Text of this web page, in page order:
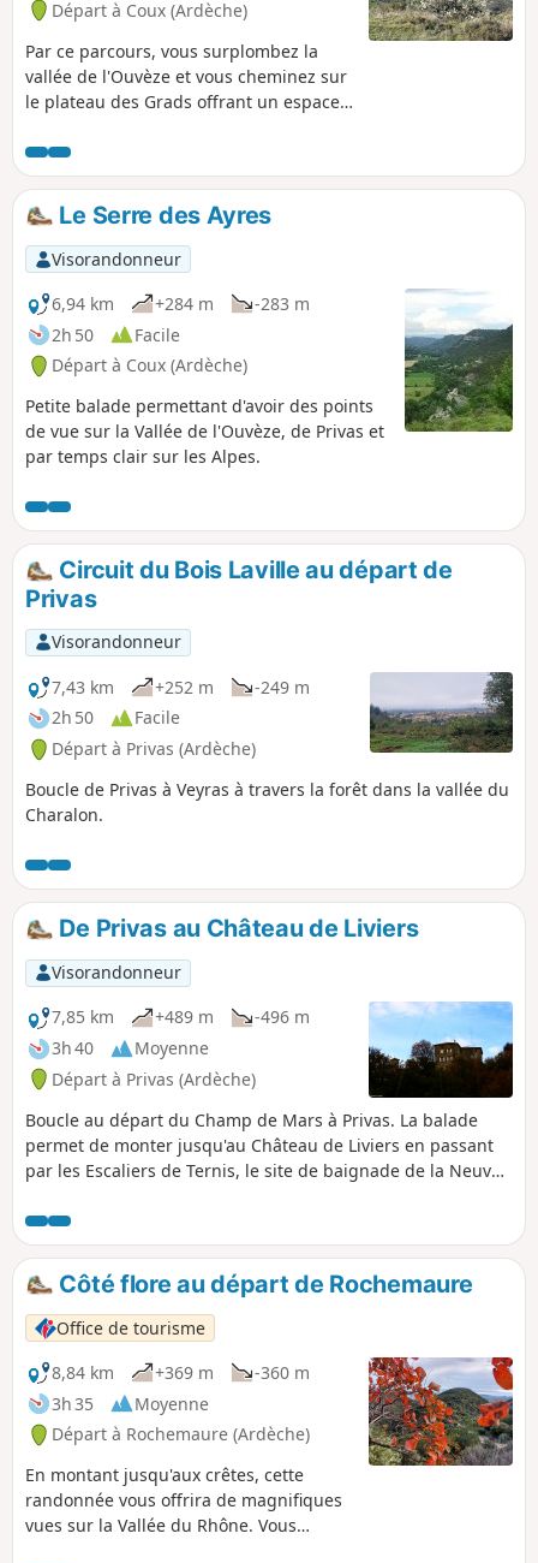
Départ à Coux (Ardèche)
Par ce parcours, vous surplombez la
vallée de l'Ouvèze et vous cheminez sur
le plateau des Grads offrant un espace
Le Serre des Ayres
Visorandonneur
6,94 km
+284 m
-283 m
2h 50
Facile
Départ à Coux (Ardèche)
Petite balade permettant d'avoir des points
de vue sur la Vallée de l'Ouvèze, de Privas et
par temps clair sur les Alpes.
Circuit du Bois Laville au départ de
Privas
Visorandonneur
7,43 km
+252 m
-249 m
2h 50
Facile
Départ à Privas (Ardèche)
Boucle de Privas à Veyras à travers la forêt dans la vallée du
Charalon.
De Privas au Château de Liviers
Visorandonneur
7,85 km
+489 m
-496 m
3h 40
Moyenne
Départ à Privas (Ardèche)
Boucle au départ du Champ de Mars à Privas. La balade
permet de monter jusqu'au Château de Liviers en passant
par les Escaliers de Ternis, le site de baignade de la Neuve
sentier jusqu'au hameau de Villeneuve. On pourra pousser
jusqu'au Rocher de la Sorcière au retour par le Petit
Tournon.
Côté flore au départ de Rochemaure
Office de tourisme
8,84 km
+369 m
-360 m
3h 35
Moyenne
Départ à Rochemaure (Ardèche)
En montant jusqu'aux crêtes, cette
randonnée vous offrira de magnifiques
vues sur la Vallée du Rhône. Vous